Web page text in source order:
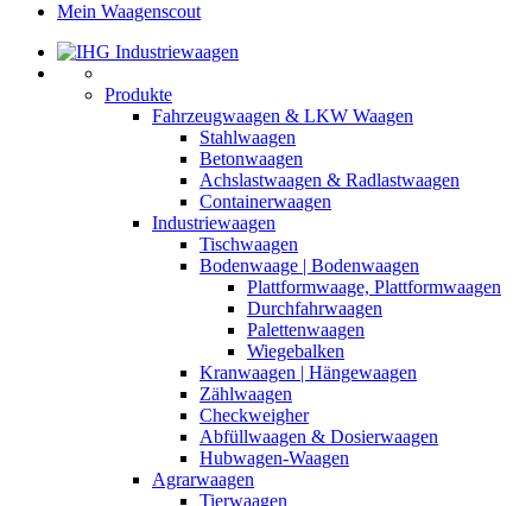
Mein Waagenscout
Produkte
Fahrzeugwaagen & LKW Waagen
Stahlwaagen
Betonwaagen
Achslastwaagen & Radlastwaagen
Containerwaagen
Industriewaagen
Tischwaagen
Bodenwaage | Bodenwaagen
Plattformwaage, Plattformwaagen
Durchfahrwaagen
Palettenwaagen
Wiegebalken
Kranwaagen | Hängewaagen
Zählwaagen
Checkweigher
Abfüllwaagen & Dosierwaagen
Hubwagen-Waagen
Agrarwaagen
Tierwaagen